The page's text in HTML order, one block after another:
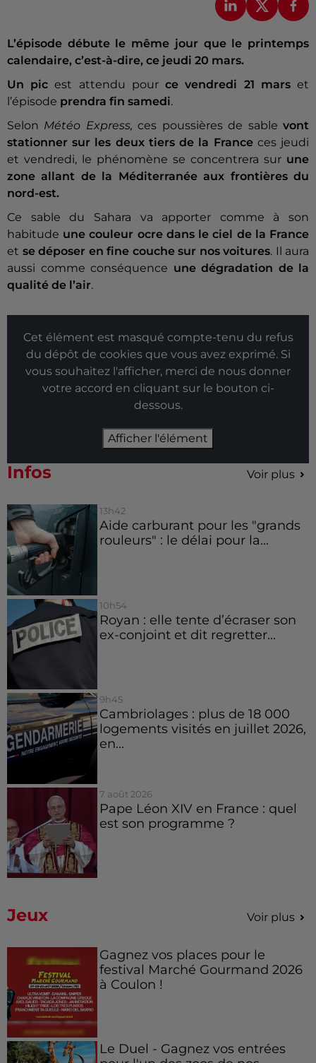
L’épisode débute le même jour que le printemps
calendaire, c’est-à-dire, ce jeudi 20 mars.
Un pic est attendu pource vendredi 21 marset
l’épisode prendra fin samedi.
Selon Météo Express, ces poussières de sablevont
stationner sur les deux tiers de la France ces jeudi
et vendredi, le phénomène se concentrera sur une
zone allant de la Méditerranée aux frontières du
nord-est.
Ce sable du Sahara
va apporter comme à son
habitude une couleur ocre dans le ciel de la France
et se déposer en fine couche sur nos voitures. Il aura
aussi comme conséquence une dégradation de la
qualité de l’air.
Cet élément est masqué compte-tenu du refus
du dépôt de cookies que vous avez exprimé. Si
vous souhaitez l'afficher, merci de nous donner
votre accord en cliquant sur le bouton ci-
dessous.
Afficher l'élément
Infos Voir plus
13h42
Aide carburant pour les "grands
rouleurs" : le délai pour la...
10h54
Royan : elle tente d’écraser son
ex-conjoint et dit regretter...
9h45
Cambriolages : plus de 18 000
logements visités en juillet 2026,
en...
7 août 2026
Pape Léon XIV en France : quel
est son programme ?
Jeux Voir plus
Gagnez vos places pour le
festival Marché Gourmand 2026
à Coulon !
Le Duel - Gagnez vos entrées